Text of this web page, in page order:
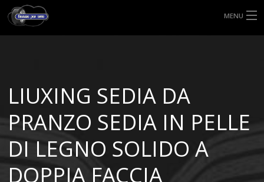
MENU
MISURE GOMME
BLOG
SHOP
LIUXING SEDIA DA
PRANZO SEDIA IN PELLE
DI LEGNO SOLIDO A
DOPPIA FACCIA